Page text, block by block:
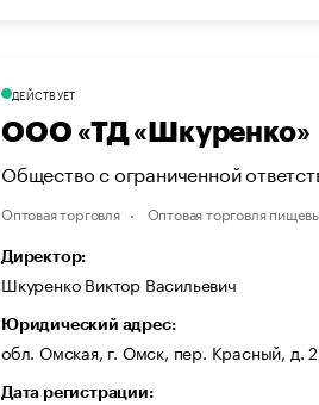
ДЕЙСТВУЕТ
ООО «ТД «Шкуренко»
Общество с ограниченной
Оптовая торговля Оптовая торговля
Директор:
Шкуренко Виктор Васильевич
Юридический адрес:
обл. Омская, г. Омск, пер. Красный, д.
Дата регистрации: